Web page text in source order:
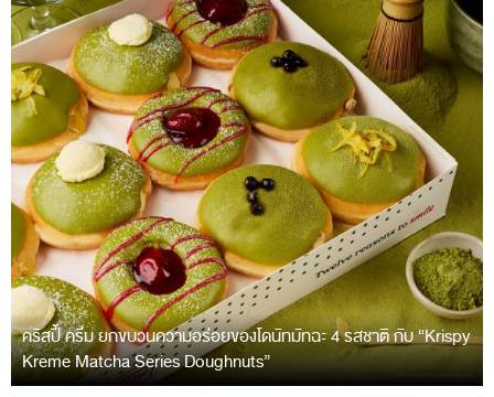
คริสปี้ ครีม ยกขบวนความอร่อยของโดนัทมัทฉะ 4 รสชาติ กับ “Krispy
Kreme Matcha Series Doughnuts”